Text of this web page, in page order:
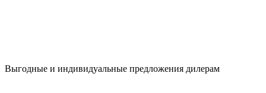
Выгодные и индивидуальные предложения дилерам